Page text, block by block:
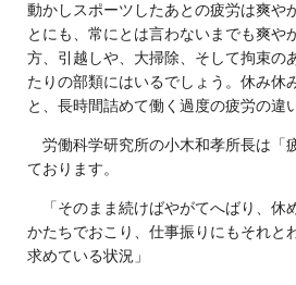
動かしスポーツしたあとの疲労は爽や
とにも、常にとは言わないまでも爽や
方、引越しや、大掃除、そして拘束の
たりの部類にはいるでしょう。休み休
と、長時間詰めて働く過度の疲労の違
労働科学研究所の小木和孝所長は「
ております。
「そのまま続けばやがてへばり、休
かたちでおこり、仕事振りにもそれと
求めている状況」